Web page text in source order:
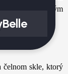
tým
čelnom skle, ktorý